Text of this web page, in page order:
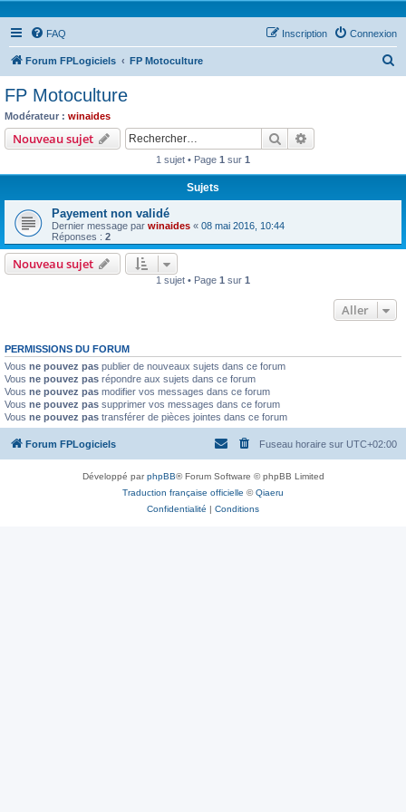
FAQ Connexion
Inscription
Forum FPLogiciels FP Motoculture
FP Motoculture
Modérateur : winaides
Nouveau sujet Rechercher
1 sujet • Page 1 sur 1
Sujets
Payement non validé
Dernier message par winaides « 08 mai 2016, 10:44
Réponses : 2
Nouveau sujet
1 sujet • Page 1 sur 1
Aller
PERMISSIONS DU FORUM
Vous ne pouvez pas publier de nouveaux sujets dans ce forum
Vous ne pouvez pas répondre aux sujets dans ce forum
Vous ne pouvez pas modifier vos messages dans ce forum
Vous ne pouvez pas supprimer vos messages dans ce forum
Vous ne pouvez pas transférer de pièces jointes dans ce forum
Forum FPLogiciels Fuseau horaire sur UTC+02:00
Développé parphpBB® Forum Software © phpBB Limited
Traduction française officielle ©Qiaeru
Confidentialité | Conditions